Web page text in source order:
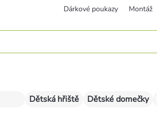
Dárkové poukazy Montáž
Dětská hřiště Dětské domečky